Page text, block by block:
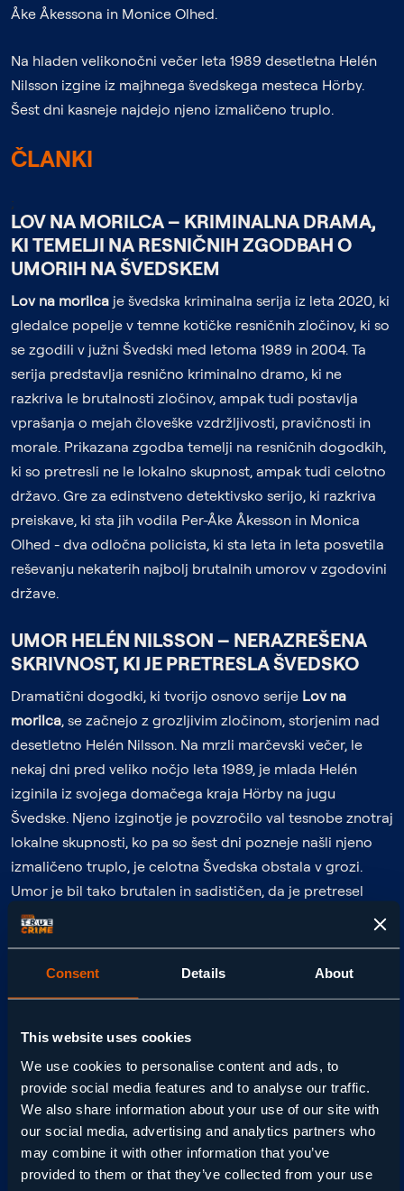
Consent Details About
This website uses cookies
We use cookies to personalise content and ads, to
provide social media features and to analyse our traffic.
We also share information about your use of our site with
our social media, advertising and analytics partners who
may combine it with other information that you’ve
provided to them or that they’ve collected from your use
Åke Åkessona in Monice Olhed.
Na hladen velikonočni večer leta 1989 desetletna Helén
Nilsson izgine iz majhnega švedskega mesteca Hörby.
Šest dni kasneje najdejo njeno izmaličeno truplo.
ČLANKI
;
LOV NA MORILCA – KRIMINALNA DRAMA,
KI TEMELJI NA RESNIČNIH ZGODBAH O
UMORIH NA ŠVEDSKEM
Lov na morilca je švedska kriminalna serija iz leta 2020, ki
gledalce popelje v temne kotičke resničnih zločinov, ki so
se zgodili v južni Švedski med letoma 1989 in 2004. Ta
serija predstavlja resnično kriminalno dramo, ki ne
razkriva le brutalnosti zločinov, ampak tudi postavlja
vprašanja o mejah človeške vzdržljivosti, pravičnosti in
morale. Prikazana zgodba temelji na resničnih dogodkih,
ki so pretresli ne le lokalno skupnost, ampak tudi celotno
državo. Gre za edinstveno detektivsko serijo, ki razkriva
preiskave, ki sta jih vodila Per-Åke Åkesson in Monica
Olhed - dva odločna policista, ki sta leta in leta posvetila
reševanju nekaterih najbolj brutalnih umorov v zgodovini
države.
UMOR HELÉN NILSSON – NERAZREŠENA
SKRIVNOST, KI JE PRETRESLA ŠVEDSKO
Dramatični dogodki, ki tvorijo osnovo serije Lov na
morilca, se začnejo z grozljivim zločinom, storjenim nad
desetletno Helén Nilsson. Na mrzli marčevski večer, le
nekaj dni pred veliko nočjo leta 1989, je mlada Helén
izginila iz svojega domačega kraja Hörby na jugu
Švedske. Njeno izginotje je povzročilo val tesnobe znotraj
lokalne skupnosti, ko pa so šest dni pozneje našli njeno
izmaličeno truplo, je celotna Švedska obstala v grozi.
Umor je bil tako brutalen in sadističen, da je pretresel
celotno državo. Za policijo je to pomenilo začetek ene
najzahtevnejših preiskav v švedski kriminalistični
zgodovini.
kar je bil boleč udarec ne le za družino deklice, ampak
tudi za celotno skupnost, ki se je počutila puščeno na
cedilu s strani oblasti. Policijska preiskava, ki sta jo vodila
detektiva Per-Åke Åkesson in Monica Olhed, se je soočala
s številnimi težavami, vključno z notranjimi spori glede
pristojnosti, kar je dodatno oteževalo napredek
preiskave. V seriji Lov na morilcaimajo gledalci priložnost